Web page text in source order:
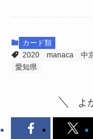
カード類
2020
manaca 中
愛知県
よ